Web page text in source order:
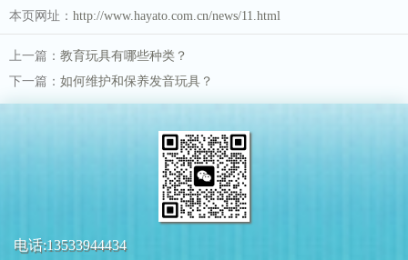
本页网址： http://www.hayato.com.cn/news/11.html
上一篇： 教育玩具有哪些种类？
下一篇： 如何维护和保养发音玩具？
电话:13533944434